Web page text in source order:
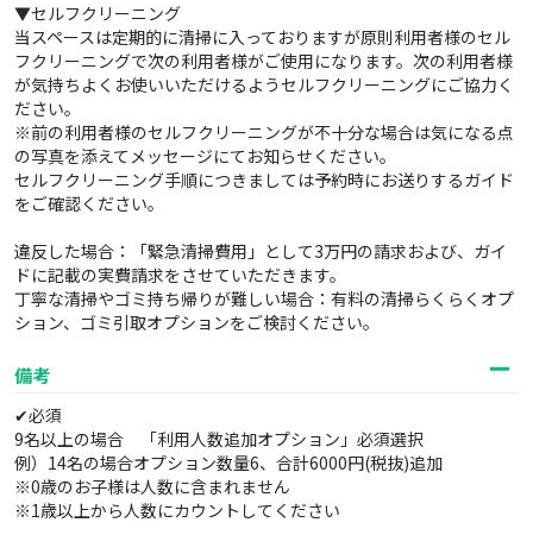
▼セルフクリーニング
当スペースは定期的に清掃に入っておりますが原則利用者様のセル
フクリーニングで次の利用者様がご使用になります。次の利用者様
が気持ちよくお使いいただけるようセルフクリーニングにご協力く
ださい。
※前の利用者様のセルフクリーニングが不十分な場合は気になる点
の写真を添えてメッセージにてお知らせください。
セルフクリーニング手順につきましては予約時にお送りするガイド
をご確認ください。
違反した場合：「緊急清掃費用」として3万円の請求および、ガイ
ドに記載の実費請求をさせていただきます。
丁寧な清掃やゴミ持ち帰りが難しい場合：有料の清掃らくらくオプ
ション、ゴミ引取オプションをご検討ください。
備考
✔必須
9名以上の場合 「利用人数追加オプション」必須選択
例）14名の場合オプション数量6、合計6000円(税抜)追加
※0歳のお子様は人数に含まれません
※1歳以上から人数にカウントしてください